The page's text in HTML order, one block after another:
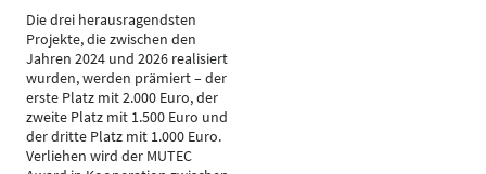
Die drei herausragendsten
Projekte, die zwischen den
Jahren 2024 und 2026 realisiert
wurden, werden prämiert – der
erste Platz mit 2.000 Euro, der
zweite Platz mit 1.500 Euro und
der dritte Platz mit 1.000 Euro.
Verliehen wird der MUTEC